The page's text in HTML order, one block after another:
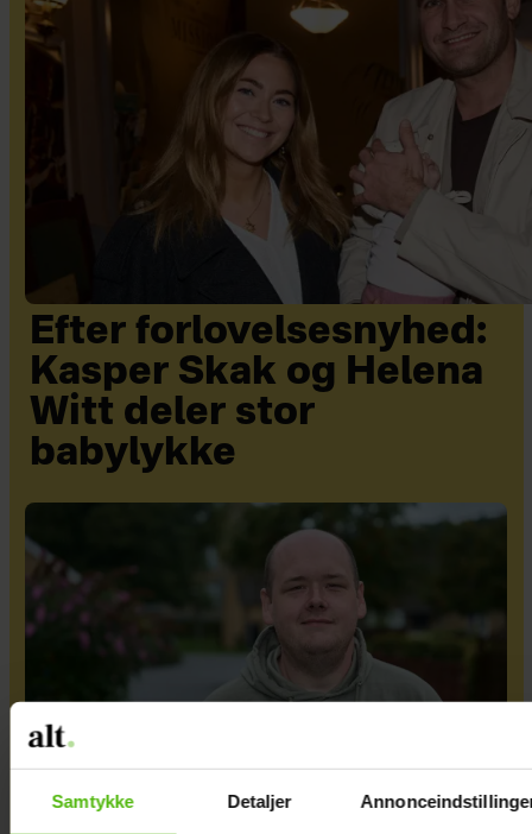
Samtykke Detaljer
Efter forlovelsesnyhed:
Kasper Skak og Helena
Witt deler stor
babylykke